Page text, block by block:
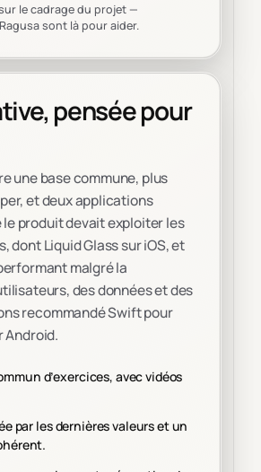
le cadrage du projet —
sont là pour aider.
pensée pour
une base commune, plus
et deux applications
le produit devait exploiter les
dont Liquid Glass sur iOS, et
malgré la
des données et des
recommandé Swift pour
Android.
d’exercices, avec vidéos
par les dernières valeurs et un